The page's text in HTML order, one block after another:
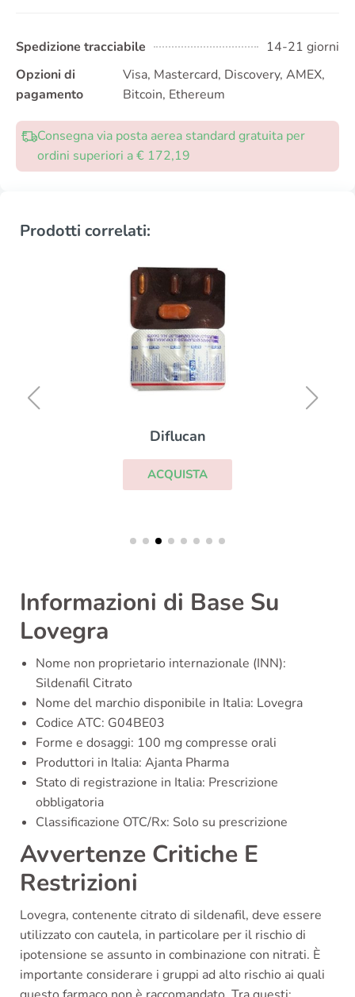
Spedizione tracciabile
14-21 giorni
Opzioni di
pagamento
Visa, Mastercard, Discovery, AMEX,
Bitcoin, Ethereum
Consegna via posta aerea standard gratuita per
ordini superiori a € 172,19
Prodotti correlati:
Diflucan
ACQUISTA
Informazioni di Base Su
Lovegra
Nome non proprietario internazionale (INN):
Sildenafil Citrato
Nome del marchio disponibile in Italia: Lovegra
Codice ATC: G04BE03
Forme e dosaggi: 100 mg compresse orali
Produttori in Italia: Ajanta Pharma
Stato di registrazione in Italia: Prescrizione
obbligatoria
Classificazione OTC/Rx: Solo su prescrizione
Avvertenze Critiche E
Restrizioni
Lovegra, contenente citrato di sildenafil, deve essere
utilizzato con cautela, in particolare per il rischio di
ipotensione se assunto in combinazione con nitrati. È
importante considerare i gruppi ad alto rischio ai quali